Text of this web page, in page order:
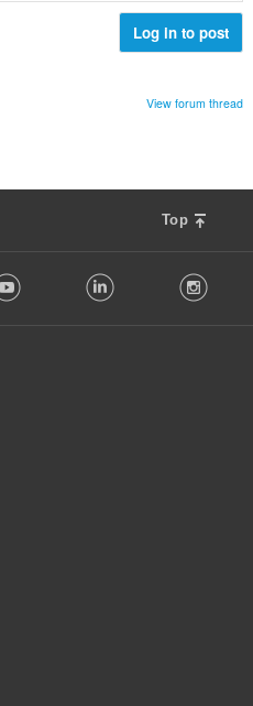
Log in to post
View forum thread
Top
Youtube LinkedIn